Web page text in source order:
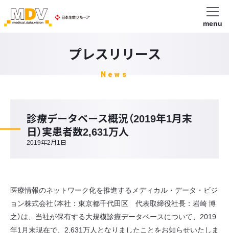
menu
プレスリリース
News
診療データベース概況（2019年1月末
日）実患者数2,631万人
2019年2月1日
医療情報のネットワーク化を推進するメディカル・データ・ビジ
ョン株式会社（本社：東京都千代田区 代表取締役社長：岩崎 博
之）は、当社が保有する大規模診療データベースについて、2019
年1月末現在で、2,631万人となりましたことをお知らせいたしま